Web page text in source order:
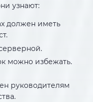
узнают:
должен иметь
можно избежать.
руководителям